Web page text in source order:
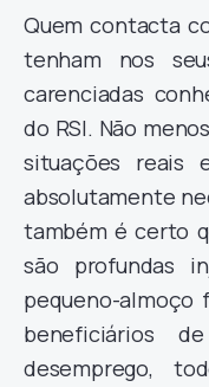
Quem contacta
tenham nos
carenciadas
do RSI. Não
situações reais
absolutamente
também é certo
são profundas
pequeno-almoço
beneficiários
desemprego,